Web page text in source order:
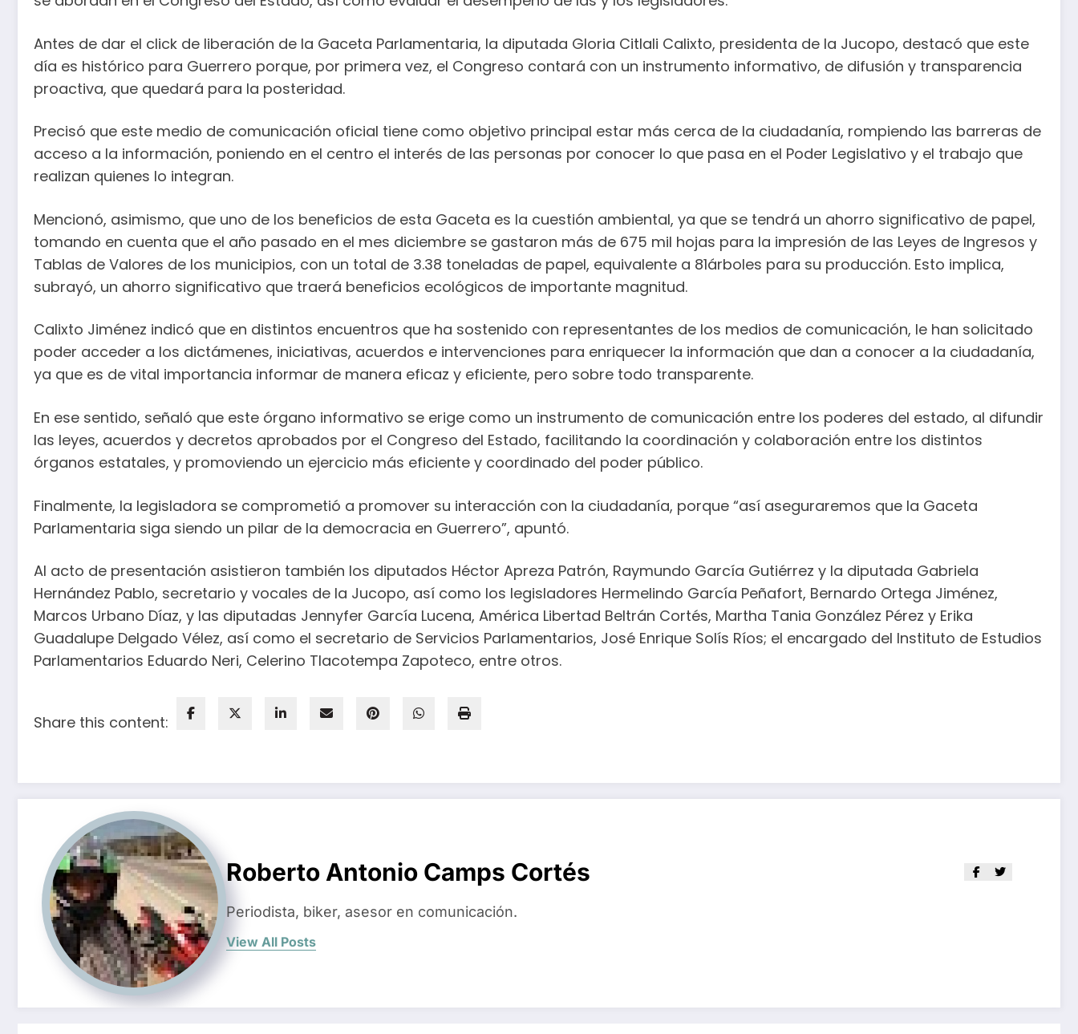
Antes de dar el click de liberación de la Gaceta Parlamentaria, la diputada Gloria Citlali Calixto, presidenta de la Jucopo, destacó que este
día es histórico para Guerrero porque, por primera vez, el Congreso contará con un instrumento informativo, de difusión y transparencia
proactiva, que quedará para la posteridad.
Precisó que este medio de comunicación oficial tiene como objetivo principal estar más cerca de la ciudadanía, rompiendo las barreras de
acceso a la información, poniendo en el centro el interés de las personas por conocer lo que pasa en el Poder Legislativo y el trabajo que
realizan quienes lo integran.
Mencionó, asimismo, que uno de los beneficios de esta Gaceta es la cuestión ambiental, ya que se tendrá un ahorro significativo de papel,
tomando en cuenta que el año pasado en el mes diciembre se gastaron más de 675 mil hojas para la impresión de las Leyes de Ingresos y
Tablas de Valores de los municipios, con un total de 3.38 toneladas de papel, equivalente a 81árboles para su producción. Esto implica,
subrayó, un ahorro significativo que traerá beneficios ecológicos de importante magnitud.
Calixto Jiménez indicó que en distintos encuentros que ha sostenido con representantes de los medios de comunicación, le han solicitado
poder acceder a los dictámenes, iniciativas, acuerdos e intervenciones para enriquecer la información que dan a conocer a la ciudadanía,
ya que es de vital importancia informar de manera eficaz y eficiente, pero sobre todo transparente.
En ese sentido, señaló que este órgano informativo se erige como un instrumento de comunicación entre los poderes del estado, al difundir
las leyes, acuerdos y decretos aprobados por el Congreso del Estado, facilitando la coordinación y colaboración entre los distintos
órganos estatales, y promoviendo un ejercicio más eficiente y coordinado del poder público.
Finalmente, la legisladora se comprometió a promover su interacción con la ciudadanía, porque “así aseguraremos que la Gaceta
Parlamentaria siga siendo un pilar de la democracia en Guerrero”, apuntó.
Al acto de presentación asistieron también los diputados Héctor Apreza Patrón, Raymundo García Gutiérrez y la diputada Gabriela
Hernández Pablo, secretario y vocales de la Jucopo, así como los legisladores Hermelindo García Peñafort, Bernardo Ortega Jiménez,
Marcos Urbano Díaz, y las diputadas Jennyfer García Lucena, América Libertad Beltrán Cortés, Martha Tania González Pérez y Erika
Guadalupe Delgado Vélez, así como el secretario de Servicios Parlamentarios, José Enrique Solís Ríos; el encargado del Instituto de Estudios
Parlamentarios Eduardo Neri, Celerino Tlacotempa Zapoteco, entre otros.
Share this content:
Roberto Antonio Camps Cortés
Periodista, biker, asesor en comunicación.
View All Posts